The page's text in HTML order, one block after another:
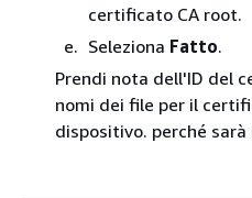
certificato CA root.
Seleziona Fatto.
Prendi nota dell'ID del
nomi dei file per il
dispositivo. perché